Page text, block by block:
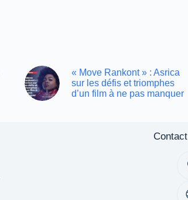
« Move Rankont » : Asrica
sur les défis et triomphes
d’un film à ne pas manquer
Contact